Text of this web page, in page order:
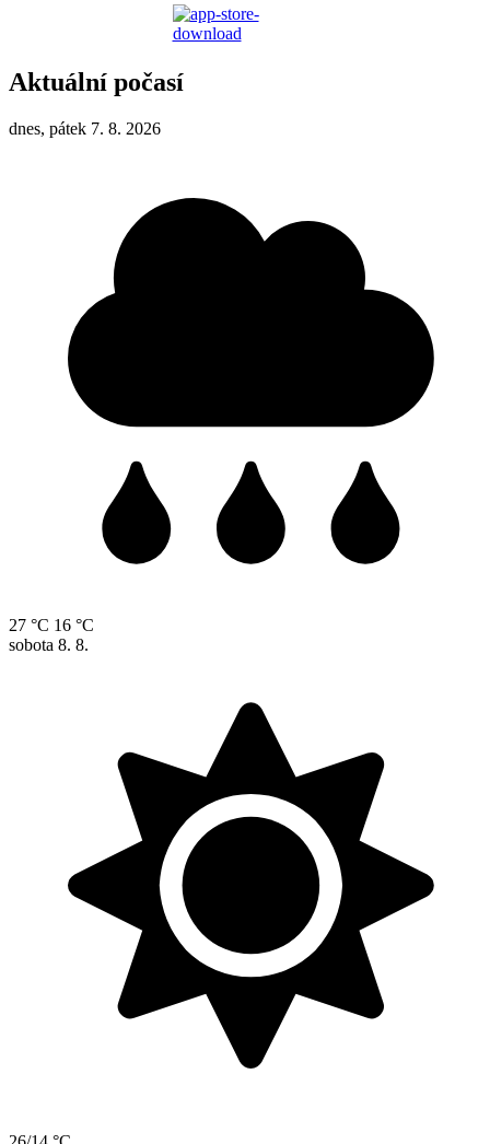
Aktuální počasí
dnes, pátek 7. 8. 2026
27 °C 16 °C
sobota 8. 8.